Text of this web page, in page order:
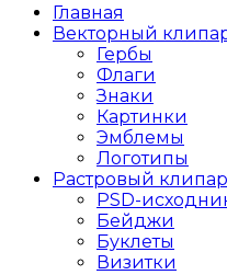
Главная
Векторный
Гербы
Флаги
Знаки
Картинки
Эмблемы
Логотипы
Растровый
PSD-
Бейджи
Буклеты
Визитки